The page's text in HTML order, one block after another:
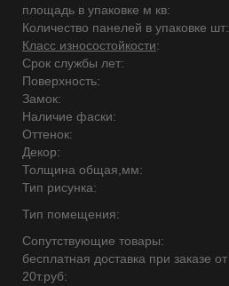
площадь в упаковке м кв:
Количество панелей в упаковке шт:
Класс износостойкости:
Срок службы лет:
Поверхность:
Замок:
Наличие фаски:
Оттенок:
Декор:
Толщина общая,мм:
Тип рисунка:
Тип помещения:
Сопутствующие товары:
бесплатная доставка при заказе от
20т.руб: